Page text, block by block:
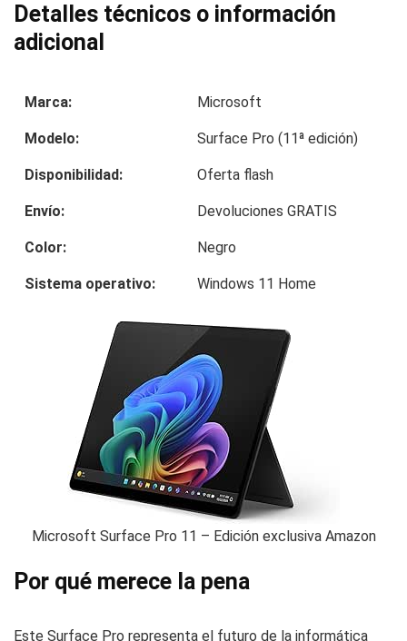
Detalles técnicos o información
adicional
Marca: Microsoft
Modelo: Surface Pro (11ª edición)
Disponibilidad: Oferta flash
Envío: Devoluciones GRATIS
Color: Negro
Sistema operativo: Windows 11 Home
Microsoft Surface Pro 11 – Edición exclusiva Amazon
Por qué merece la pena
Este Surface Pro representa el futuro de la informática